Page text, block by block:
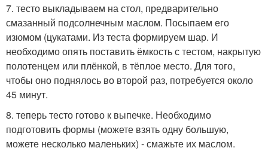
7. тесто выкладываем на стол, предварительно
смазанный подсолнечным маслом. Посыпаем его
изюмом (цукатами. Из теста формируем шар. И
необходимо опять поставить ёмкость с тестом, накрытую
полотенцем или плёнкой, в тёплое место. Для того,
чтобы оно поднялось во второй раз, потребуется около
45 минут.
8. теперь тесто готово к выпечке. Необходимо
подготовить формы (можете взять одну большую,
можете несколько маленьких) - смажьте их маслом.